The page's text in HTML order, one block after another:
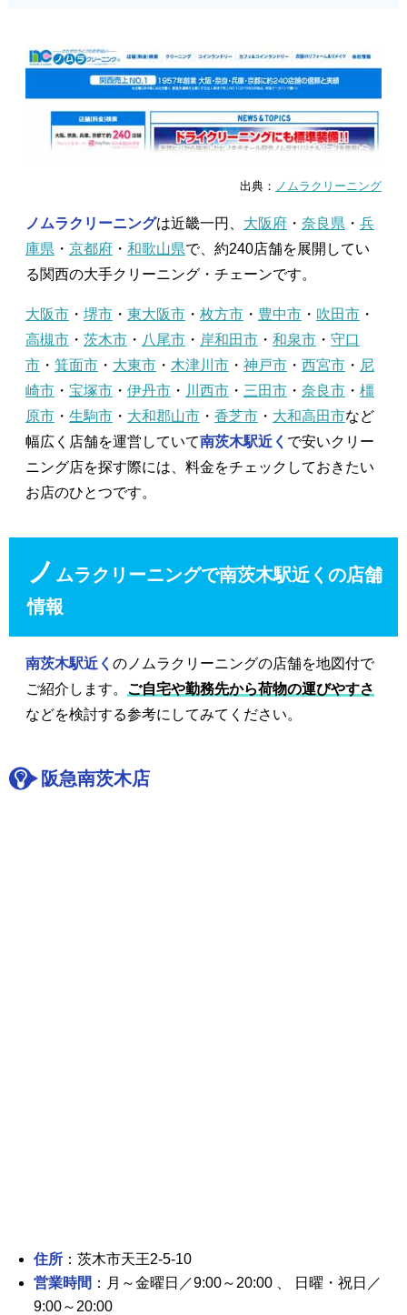
出典： ノムラクリーニング
ノムラクリーニングは近畿一円、 大阪府 ・ 奈良県 ・ 兵
庫県 ・ 京都府 ・ 和歌山県で、約240店舗を展開してい
る関西の大手クリーニング・チェーンです。
大阪市 ・ 堺市 ・ 東大阪市 ・ 枚方市 ・ 豊中市 ・ 吹田市 ・
高槻市 ・ 茨木市 ・ 八尾市 ・ 岸和田市 ・ 和泉市 ・ 守口
市 ・ 箕面市 ・ 大東市 ・ 木津川市 ・ 神戸市 ・ 西宮市 ・ 尼
崎市 ・ 宝塚市 ・ 伊丹市 ・ 川西市 ・ 三田市 ・ 奈良市 ・ 橿
原市 ・ 生駒市 ・ 大和郡山市 ・ 香芝市 ・ 大和高田市など
幅広く店舗を運営していて南茨木駅近く で安いクリー
ニング店を探す際には、料金をチェックしておきたい
お店のひとつです。
ノ ムラクリーニングで南茨木駅近くの店舗
情報
南茨木駅近く のノムラクリーニングの店舗を地図付で
ご紹介します。 ご自宅や勤務先から荷物の運びやすさ
などを検討する参考にしてみてください。
阪急南茨木店
住所 ：茨木市天王2-5-10
営業時間 ：月～金曜日／9:00～20:00 、 日曜・祝日／
9:00～20:00